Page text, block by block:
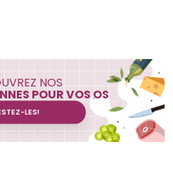
NOS
POUR VOS OS
LES!